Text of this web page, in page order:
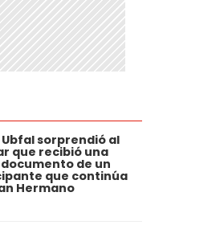
Ubfal sorprendió al
que recibió una
de un
que continúa
Hermano